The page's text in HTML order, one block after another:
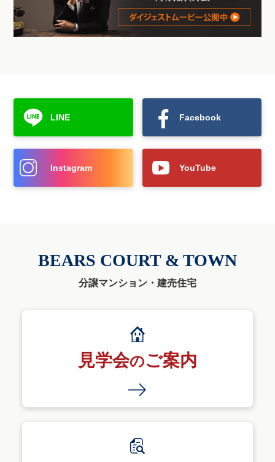
LINE Facebook
Instagram YouTube
BEARS COURT & TOWN
分譲マンション・建売住宅
見学会のご案内